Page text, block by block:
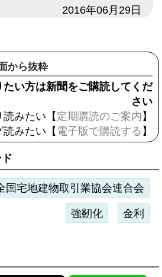
2016年06月29日
から抜粋
い方は新聞をご購読してくだ
さい
みたい【 定期購読のご案内 】
読みたい【 電子版で購読する 】
国宅地建物取引業協会連合会
強靭化 金利